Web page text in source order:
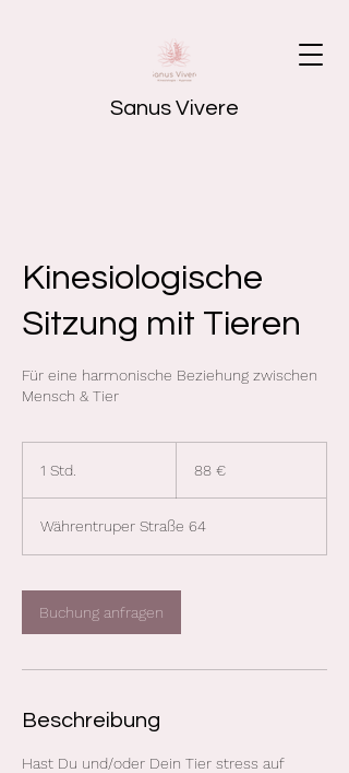
Sanus Vivere
Kinesiologische
Sitzung mit Tieren
Für eine harmonische Beziehung zwischen
Mensch & Tier
1 Std.
d
88 €
Währentruper Straße 64
Buchung anfragen
Beschreibung
Hast Du und/oder Dein Tier stress auf